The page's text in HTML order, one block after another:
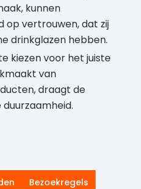
kunnen
op vertrouwen, dat zij
drinkglazen hebben.
kiezen voor het juiste
van
draagt de
Bezoekregels